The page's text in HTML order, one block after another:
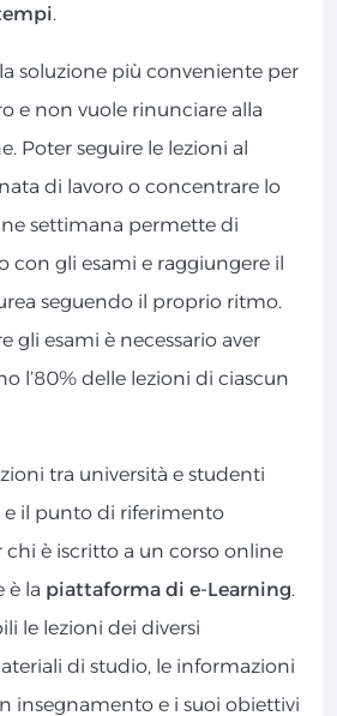
.
soluzione più conveniente per
e non vuole rinunciare alla
Poter seguire le lezioni al
di lavoro o concentrare lo
settimana permette di
con gli esami e raggiungere il
seguendo il proprio ritmo.
gli esami è necessario aver
l’80% delle lezioni di ciascun
tra università e studenti
il punto di riferimento
è iscritto a un corso online
è la piattaforma di e-Learning.
le lezioni dei diversi
di studio, le informazioni
insegnamento e i suoi obiettivi